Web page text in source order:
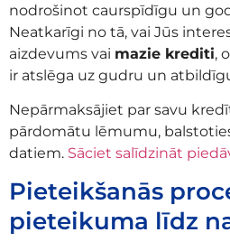
nodrošinot caurspīdīgu un
Neatkarīgi no tā, vai Jūs
aizdevums vai mazie krediti,
ir atslēga uz gudru un
Nepārmaksājiet par savu
pārdomātu lēmumu,
datiem. Sāciet salīdzināt
Pieteikšanās
pieteikuma līdz